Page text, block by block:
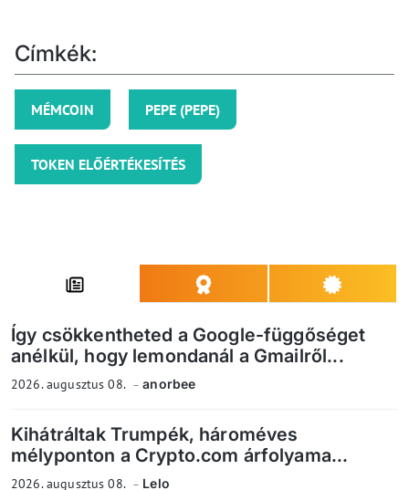
Címkék:
MÉMCOIN PEPE (PEPE)
TOKEN ELŐÉRTÉKESÍTÉS
Így csökkentheted a Google-függőséget
anélkül, hogy lemondanál a Gmailről...
2026. augusztus 08. anorbee
Kihátráltak Trumpék, hároméves
mélyponton a Crypto.com árfolyama...
2026. augusztus 08. Lelo